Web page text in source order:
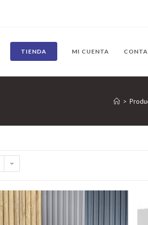
TIENDA MI CUENTA
>